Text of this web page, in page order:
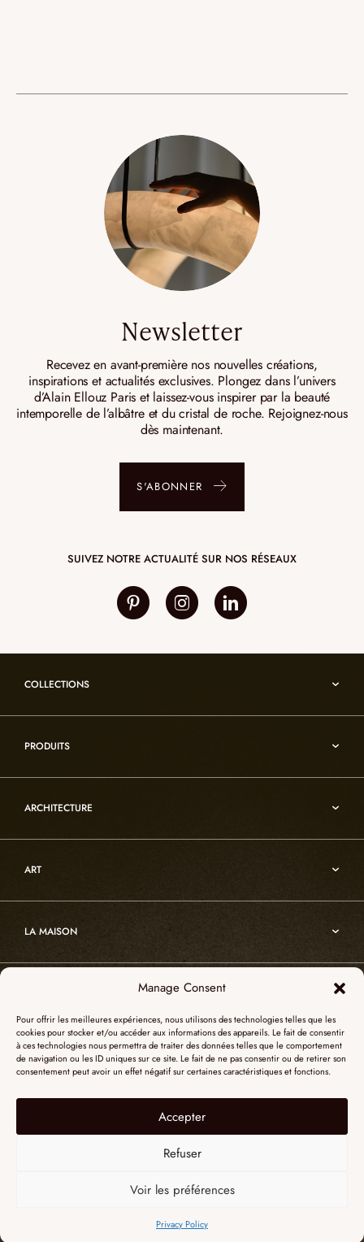
Manage Consent
Pour offrir les meilleures expériences, nous utilisons des technologies telles que les
cookies pour stocker et/ou accéder aux informations des appareils. Le fait de consentir
à ces technologies nous permettra de traiter des données telles que le comportement
de navigation ou les ID uniques sur ce site. Le fait de ne pas consentir ou de retirer son
consentement peut avoir un effet négatif sur certaines caractéristiques et fonctions.
Accepter
Refuser
Voir les préférences
Privacy Policy
Newsletter
Recevez en avant-première nos nouvelles créations,
inspirations et actualités exclusives. Plongez dans l’univers
d’Alain Ellouz Paris et laissez-vous inspirer par la beauté
intemporelle de l’albâtre et du cristal de roche. Rejoignez-nous
dès maintenant.
S'ABONNER
SUIVEZ NOTRE ACTUALITÉ SUR NOS RÉSEAUX
COLLECTIONS
Reflexion
Vesuve
Incandescence
Atelier
Cristal de roche
Edition
PRODUITS
Luminaires en cristal de roche
Mobiliers d’art usuel
Décoration
ARCHITECTURE
Sur-mesure
Nos références
ART
LA MAISON
L’atelier
Catalogues
Revue de presse
L’albâtre
55, Quai des Grands Augustins
75006 Paris
+ 33 (0)1 73 95 03 20
SHOWROOM NEW YORK
51 Hudson street
contactusa@alainellouzparis.com